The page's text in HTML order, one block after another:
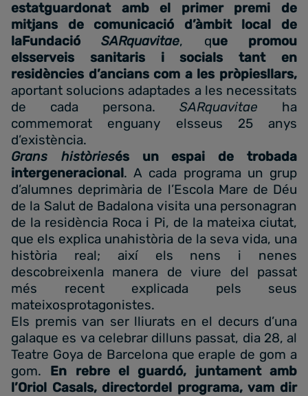
estatguardonat amb el primer premi de
mitjans de comunicació d’àmbit local de
laFundació SARquavitae, que promou
elsserveis sanitaris i socials tant en
residències d’ancians com a les pròpiesllars,
aportant solucions adaptades a les necessitats
de cada persona. SARquavitae ha
commemorat enguany elsseus 25 anys
d’existència.
Grans històriesés un espai de trobada
intergeneracional. A cada programa un grup
d’alumnes deprimària de l’Escola Mare de Déu
de la Salut de Badalona visita una personagran
de la residència Roca i Pi, de la mateixa ciutat,
que els explica unahistòria de la seva vida, una
història real; així els nens i nenes
descobreixenla manera de viure del passat
més recent explicada pels seus
mateixosprotagonistes.
Els premis van ser lliurats en el decurs d’una
galaque es va celebrar dilluns passat, dia 28, al
Teatre Goya de Barcelona que eraple de gom a
gom.
En rebre el guardó, juntament amb
l’Oriol Casals, directordel programa, vam dir